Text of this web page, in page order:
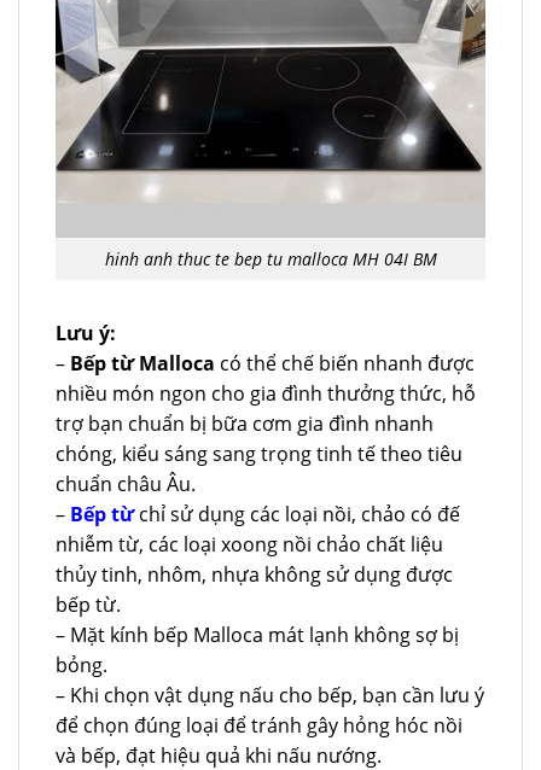
hinh anh thuc te bep tu malloca MH 04I BM
Lưu ý:
– Bếp từ Malloca có thể chế biến nhanh được
nhiều món ngon cho gia đình thưởng thức, hỗ
trợ bạn chuẩn bị bữa cơm gia đình nhanh
chóng, kiểu sáng sang trọng tinh tế theo tiêu
chuẩn châu Âu.
– Bếp từchỉ sử dụng các loại nồi, chảo có đế
nhiễm từ, các loại xoong nồi chảo chất liệu
thủy tinh, nhôm, nhựa không sử dụng được
bếp từ.
– Mặt kính bếp Malloca mát lạnh không sợ bị
bỏng.
– Khi chọn vật dụng nấu cho bếp, bạn cần lưu ý
để chọn đúng loại để tránh gây hỏng hóc nồi
và bếp, đạt hiệu quả khi nấu nướng.